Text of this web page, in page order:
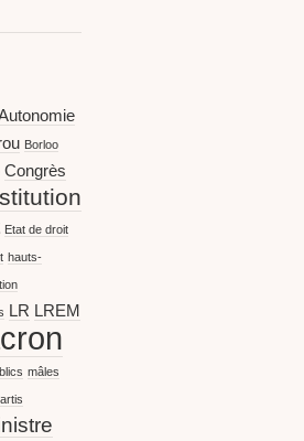
Borloo
Congrès
Etat de droit
hauts-
LR LREM
mâles